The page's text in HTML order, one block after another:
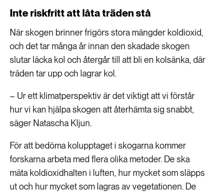
Inte riskfritt att låta träden stå
När skogen brinner frigörs stora mängder koldioxid,
och det tar många år innan den skadade skogen
slutar läcka kol och återgår till att bli en kolsänka, där
träden tar upp och lagrar kol.
– Ur ett klimatperspektiv är det viktigt att vi förstår
hur vi kan hjälpa skogen att återhämta sig snabbt,
säger Natascha Kljun.
För att bedöma kolupptaget i skogarna kommer
forskarna arbeta med flera olika metoder. De ska
mäta koldioxidhalten i luften, hur mycket som släpps
ut och hur mycket som lagras av vegetationen. De